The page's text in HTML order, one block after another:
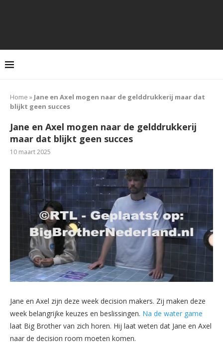
Home » Jane en Axel mogen naar de gelddrukkerij maar dat
blijkt geen succes
Jane en Axel mogen naar de gelddrukkerij
maar dat blijkt geen succes
10 maart 2025
Jane en Axel zijn deze week decision makers. Zij maken deze
week belangrijke keuzes en beslissingen. Na de water game
laat Big Brother van zich horen. Hij laat weten dat Jane en Axel
naar de decision room moeten komen.